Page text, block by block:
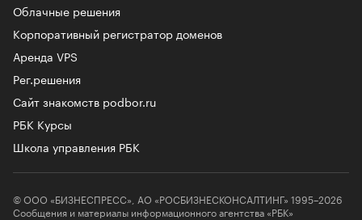
Облачные решения
Корпоративный регистратор доменов
Аренда VPS
Рег.решения
Сайт знакомств podbor.ru
РБК Курсы
Школа управления РБК
© ООО «БИЗНЕСПРЕСС», АО «РОСБИЗНЕСКОНСАЛТИНГ» 1995–2026
Сообщения и материалы информационного агентства «РБК»